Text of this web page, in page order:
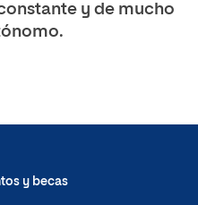
y de mucho
y becas